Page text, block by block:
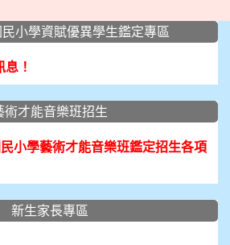
小學資賦優異學生鑑定專區
！
術才能音樂班招生
小學藝術才能音樂班鑑定招生各項
新生家長專區